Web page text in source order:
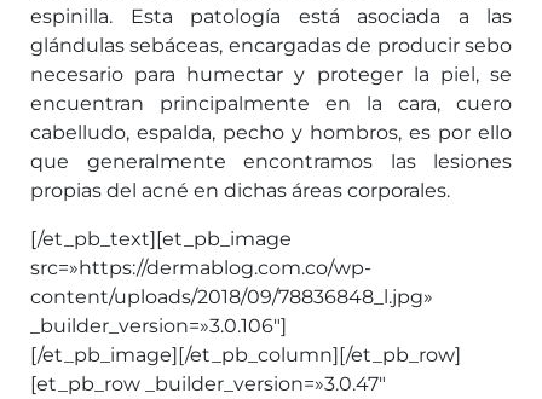
espinilla. Esta patología está asociada a las
glándulas sebáceas, encargadas de producir sebo
necesario para humectar y proteger la piel, se
encuentran principalmente en la cara, cuero
cabelludo, espalda, pecho y hombros, es por ello
que generalmente encontramos las lesiones
propias del acné en dichas áreas corporales.
[/et_pb_text][et_pb_image
src=»https://dermablog.com.co/wp-
content/uploads/2018/09/78836848_l.jpg»
_builder_version=»3.0.106″]
[/et_pb_image][/et_pb_column][/et_pb_row]
[et_pb_row _builder_version=»3.0.47″